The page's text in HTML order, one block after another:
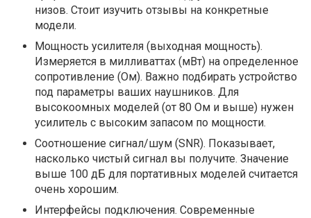
низов. Стоит изучить отзывы на конкретные
модели.
Мощность усилителя (выходная мощность).
Измеряется в милливаттах (мВт) на определенное
сопротивление (Ом). Важно подбирать устройство
под параметры ваших наушников. Для
высокоомных моделей (от 80 Ом и выше) нужен
усилитель с высоким запасом по мощности.
Соотношение сигнал/шум (SNR). Показывает,
насколько чистый сигнал вы получите. Значение
выше 100 дБ для портативных моделей считается
очень хорошим.
Интерфейсы подключения. Современные